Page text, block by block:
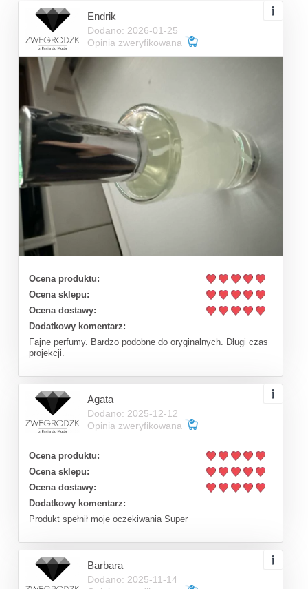
Endrik
Dodano: 2026-01-25
Opinia zweryfikowana
Ocena produktu:
Ocena sklepu:
Ocena dostawy:
Dodatkowy komentarz:
Fajne perfumy. Bardzo podobne do oryginalnych. Długi czas
projekcji.
Agata
Dodano: 2025-12-12
Opinia zweryfikowana
Ocena produktu:
Ocena sklepu:
Ocena dostawy:
Dodatkowy komentarz:
Produkt spełnił moje oczekiwania Super
Barbara
Dodano: 2025-11-14